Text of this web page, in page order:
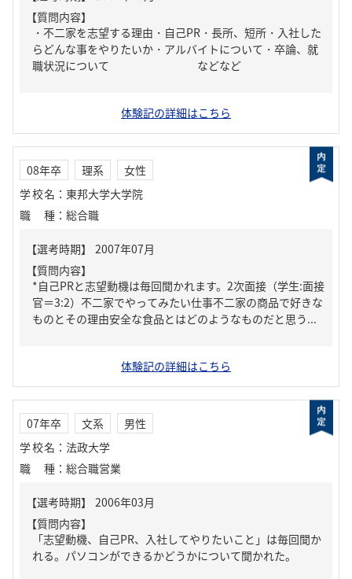
【質問内容】
・不二家を志望する理由・自己PR・長所、短所・入社した
らどんな事をやりたいか・アルバイトについて・卒論、就
職状況について などなど
体験記の詳細はこちら
08年卒 理系
女性
学校名 ： 東邦大学大学院
職種 ： 総合職
【質問内容】
*自己PRと志望動機は毎回聞かれます。2次面接（学生:面接
官＝3:2）不二家でやってみたい仕事不二家の商品で好きな
ものとその理由安全な食品とはどのようなものだと思う...
体験記の詳細はこちら
07年卒 文系
男性
学校名 ： 法政大学
職種 ： 総合職営業
【質問内容】
「志望動機、自己PR、入社してやりたいこと」は毎回聞か
れる。パソコンができるかどうかについて聞かれた。